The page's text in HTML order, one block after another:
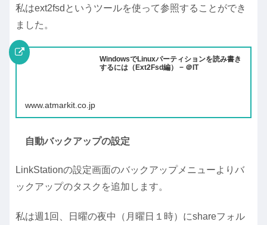
私はext2fsdというツールを使って参照することができ
ました。
WindowsでLinuxパーティションを読み書き
するには（Ext2Fsd編） − ＠IT
www.atmarkit.co.jp
自動バックアップの設定
LinkStationの設定画面のバックアップメニューよりバ
ックアップのタスクを追加します。
私は週1回、日曜の夜中（月曜日１時）にshareフォル